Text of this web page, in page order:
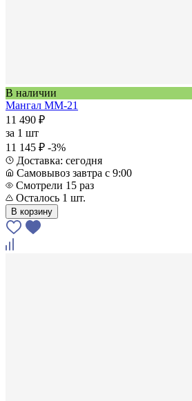
В наличии
Мангал ММ-21
11 490 ₽
за 1 шт
11 145 ₽ -3%
Доставка: сегодня
Самовывоз завтра с 9:00
Смотрели 15 раз
Осталось 1 шт.
В корзину